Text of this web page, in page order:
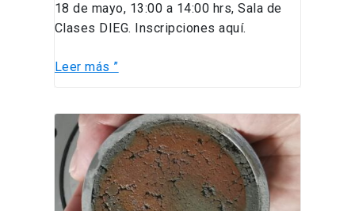
18 de mayo, 13:00 a 14:00 hrs, Sala de
Clases DIEG. Inscripciones aquí.
Leer más ”
Seminarios
DIEG:
“Comportamiento
saturado